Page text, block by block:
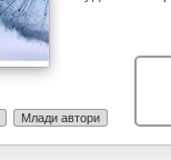
Млади автори
сиппатии.